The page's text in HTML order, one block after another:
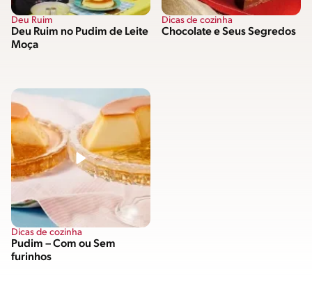
Deu Ruim
Deu Ruim no Pudim de Leite
Moça
Dicas de cozinha
Chocolate e Seus Segredos
Dicas de cozinha
Pudim – Com ou Sem
furinhos